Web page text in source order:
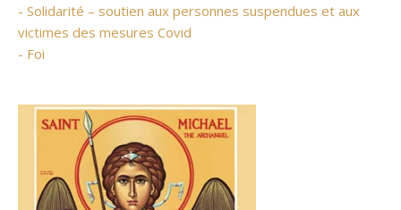
- Solidarité – soutien aux personnes suspendues et aux
victimes des mesures Covid
- Foi